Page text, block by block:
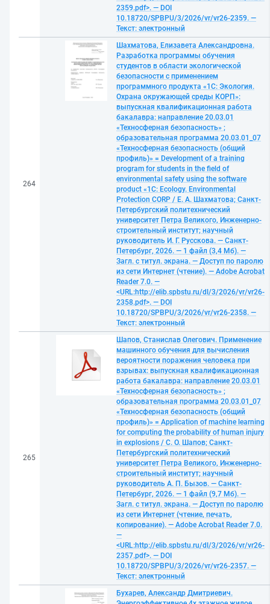
2359.pdf>. — DOI
10.18720/SPBPU/3/2026/vr/vr26-2359. —
Текст: электронный
264
Шахматова, Елизавета Александровна.
Разработка программы обучения
студентов в области экологической
безопасности с применением
программного продукта «1С: Экология.
Охрана окружающей среды КОРП»:
выпускная квалификационная работа
бакалавра: направление 20.03.01
«Техносферная безопасность» ;
образовательная программа 20.03.01_07
«Техносферная безопасность (общий
профиль)» = Development of a training
program for students in the field of
environmental safety using the software
product «1C: Ecology. Environmental
Protection CORP / Е. А. Шахматова; Санкт-
Петербургский политехнический
университет Петра Великого, Инженерно-
строительный институт; научный
руководитель И. Г. Русскова. — Санкт-
Петербург, 2026. — 1 файл (3,4 Мб). —
Загл. с титул. экрана. — Доступ по паролю
из сети Интернет (чтение). — Adobe Acrobat
Reader 7.0. —
<URL:http://elib.spbstu.ru/dl/3/2026/vr/vr26-
2358.pdf>. — DOI
10.18720/SPBPU/3/2026/vr/vr26-2358. —
Текст: электронный
265
Шапов, Станислав Олегович. Применение
машинного обучения для вычисления
вероятности поражения человека при
взрывах: выпускная квалификационная
работа бакалавра: направление 20.03.01
«Техносферная безопасность» ;
образовательная программа 20.03.01_07
«Техносферная безопасность (общий
профиль)» = Application of machine learning
for computing the probability of human injury
in explosions / С. О. Шапов; Санкт-
Петербургский политехнический
университет Петра Великого, Инженерно-
строительный институт; научный
руководитель А. П. Бызов. — Санкт-
Петербург, 2026. — 1 файл (9,7 Мб). —
Загл. с титул. экрана. — Доступ по паролю
из сети Интернет (чтение, печать,
копирование). — Adobe Acrobat Reader 7.0.
—
<URL:http://elib.spbstu.ru/dl/3/2026/vr/vr26-
2357.pdf>. — DOI
10.18720/SPBPU/3/2026/vr/vr26-2357. —
Текст: электронный
Бухарев, Александр Дмитриевич.